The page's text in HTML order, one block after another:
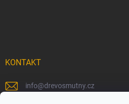
KONTAKT
info@drevosmutny.cz